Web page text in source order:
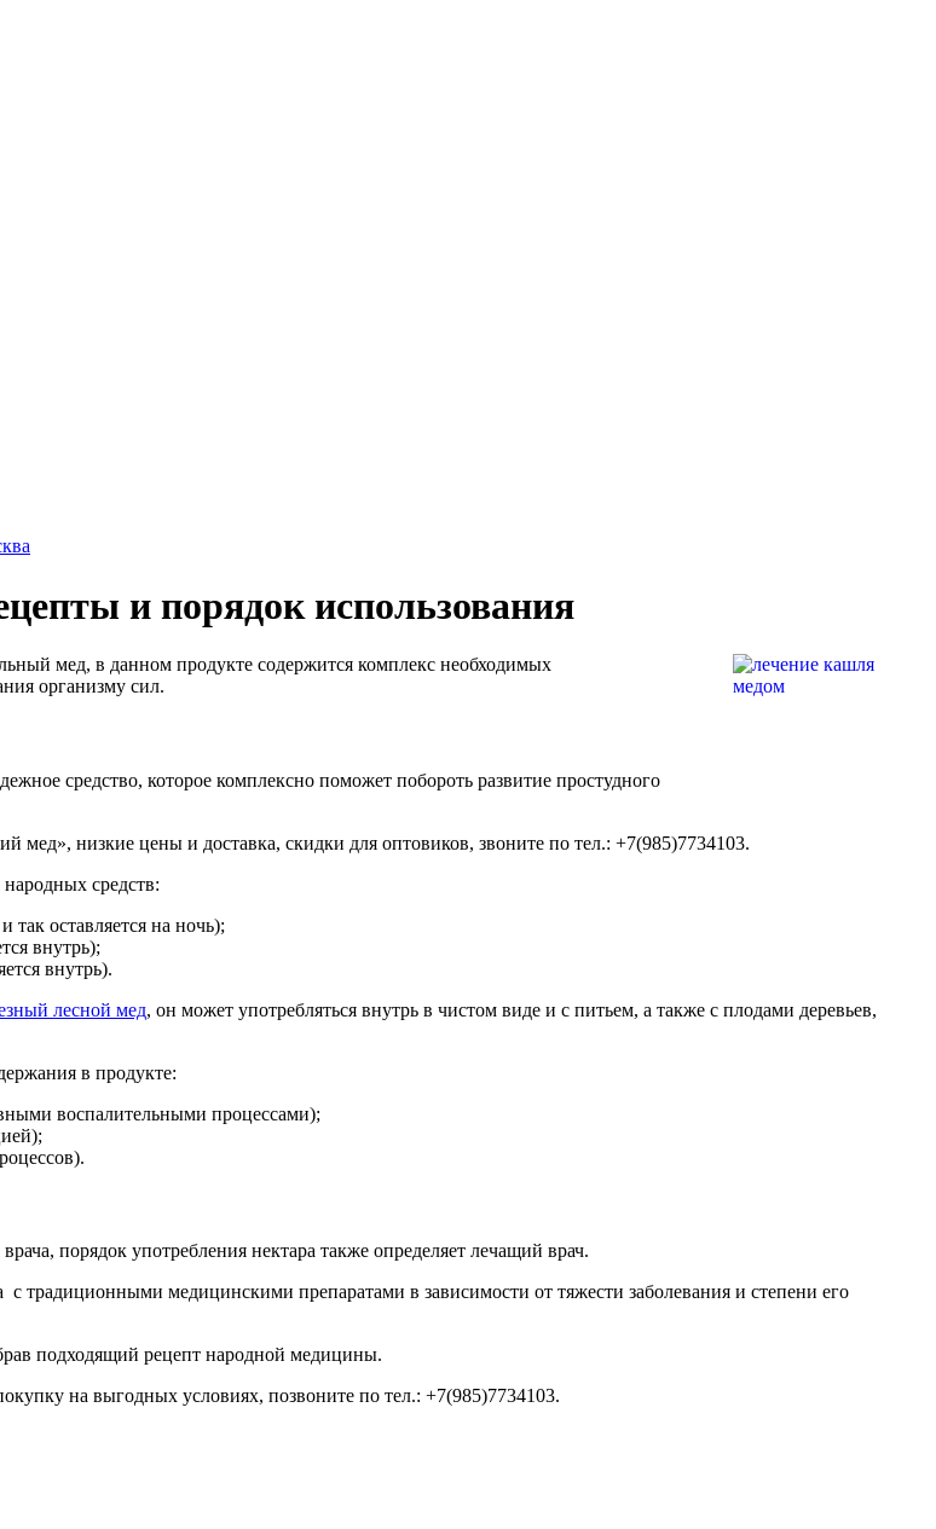
и порядок использования
мед, в данном продукте содержится комплекс необходимых
организму сил.
средство, которое комплексно поможет побороть развитие простудного
мед», низкие цены и доставка, скидки для оптовиков, звоните по тел.: +7(985)7734103.
средств:
так оставляется на ночь);
внутрь);
внутрь).
лесной мед, он может употребляться внутрь в чистом виде и с питьем, а также с плодами деревьев,
в продукте:
воспалительными процессами);
порядок употребления нектара также определяет лечащий врач.
традиционными медицинскими препаратами в зависимости от тяжести заболевания и степени его
подходящий рецепт народной медицины.
на выгодных условиях, позвоните по тел.: +7(985)7734103.